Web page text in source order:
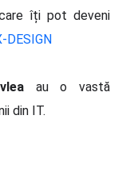
îți pot deveni
au o vastă
din IT.